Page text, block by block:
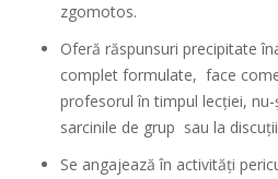
zgomotos.
Oferă răspunsuri precipitate
complet formulate, face
profesorul în timpul lecției,
sarcinile de grup sau la
Se angajează în activități